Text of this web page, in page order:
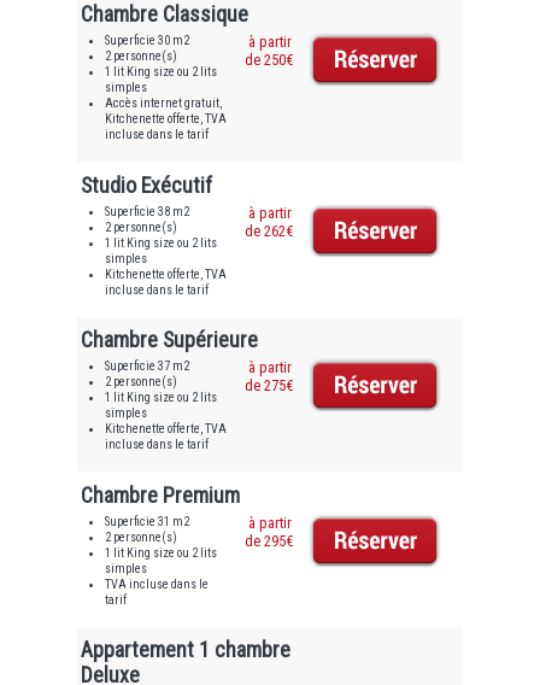
Chambre Classique
Superficie 30 m2
2 personne(s)
1 lit King size ou 2 lits
simples
Accès internet gratuit,
Kitchenette offerte, TVA
incluse dans le tarif
à partir
de 250€
Studio Exécutif
Superficie 38 m2
2 personne(s)
1 lit King size ou 2 lits
simples
Kitchenette offerte, TVA
incluse dans le tarif
à partir
de 262€
Chambre Supérieure
Superficie 37 m2
2 personne(s)
1 lit King size ou 2 lits
simples
Kitchenette offerte, TVA
incluse dans le tarif
à partir
de 275€
Chambre Premium
Superficie 31 m2
2 personne(s)
1 lit King size ou 2 lits
simples
TVA incluse dans le
tarif
à partir
de 295€
Appartement 1 chambre
Deluxe